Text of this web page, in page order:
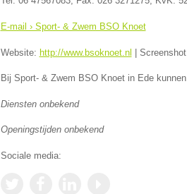
E-mail › Sport- & Zwem BSO Knoet
Website: http://www.bsoknoet.nl Screenshot
Bij Sport- & Zwem BSO Knoet in Ede
Diensten onbekend
Openingstijden onbekend
Sociale media: